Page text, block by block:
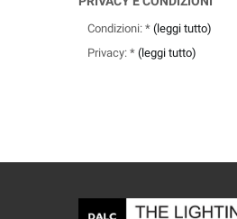
Condizioni: * (leggi tutto)
Privacy: * (leggi tutto)